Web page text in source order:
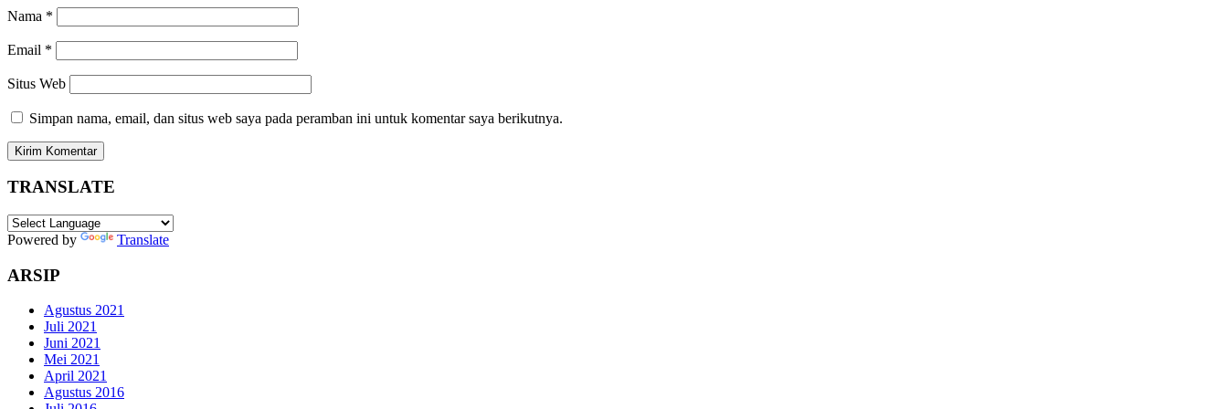
Nama *
Email *
Situs Web
Simpan nama, email, dan situs web saya pada peramban ini untuk komentar saya berikutnya.
TRANSLATE
Powered by Translate
ARSIP
Agustus 2021
Juli 2021
Juni 2021
Mei 2021
April 2021
Agustus 2016